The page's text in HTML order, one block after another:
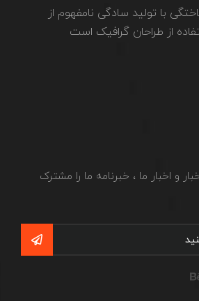
با تولید سادگی نامفهوم از
از طراحان گرافیک است
و اخبار ما ، خبرنامه ما را مشترک